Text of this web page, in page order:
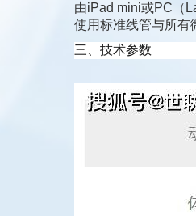
由iPad mini或PC（
使用标准线管与所有
三、技术参数